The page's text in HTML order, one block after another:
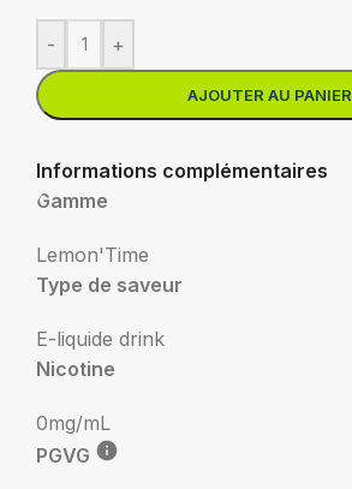
- +
AJOUTER AU PANIER
Informations complémentaires
Gamme
Lemon'Time
Type de saveur
E-liquide drink
Nicotine
0mg/mL
PGVG